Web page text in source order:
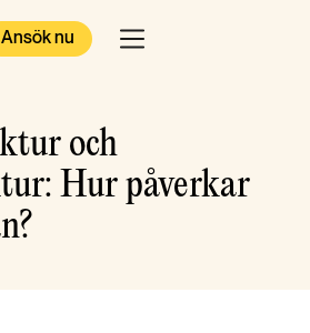
Ansök nu
och
Hur påverkar